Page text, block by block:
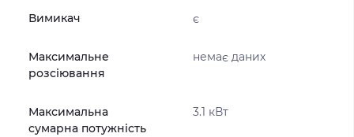
Вимикач є
Максимальне
розсіювання
немає даних
Максимальна
сумарна потужність
3.1 кВт